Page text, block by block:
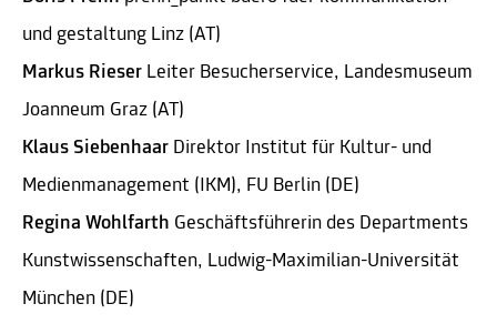
und gestaltung Linz (AT)
Markus Rieser Leiter Besucherservice, Landesmuseum
Joanneum Graz (AT)
Klaus Siebenhaar Direktor Institut für Kultur- und
Medienmanagement (IKM), FU Berlin (DE)
Regina Wohlfarth Geschäftsführerin des Departments
Kunstwissenschaften, Ludwig-Maximilian-Universität
München (DE)